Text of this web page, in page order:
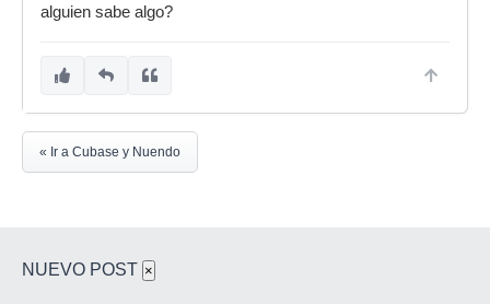
alguien sabe algo?
« Ir a Cubase y Nuendo
NUEVO POST ×